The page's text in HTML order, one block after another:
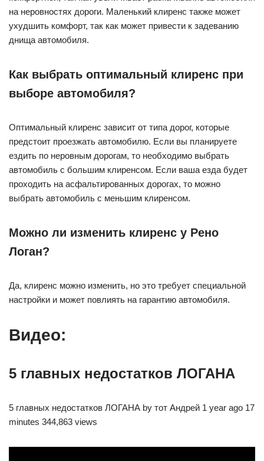
на неровностях дороги. Маленький клиренс также может
ухудшить комфорт, так как может привести к задеванию
днища автомобиля.
Как выбрать оптимальный клиренс при
выборе автомобиля?
Оптимальный клиренс зависит от типа дорог, которые
предстоит проезжать автомобилю. Если вы планируете
ездить по неровным дорогам, то необходимо выбрать
автомобиль с большим клиренсом. Если ваша езда будет
проходить на асфальтированных дорогах, то можно
выбрать автомобиль с меньшим клиренсом.
Можно ли изменить клиренс у Рено
Логан?
Да, клиренс можно изменить, но это требует специальной
настройки и может повлиять на гарантию автомобиля.
Видео:
5 главных недостатков ЛОГАНА
5 главных недостатков ЛОГАНА by тот Андрей 1 year ago 17
minutes 344,863 views